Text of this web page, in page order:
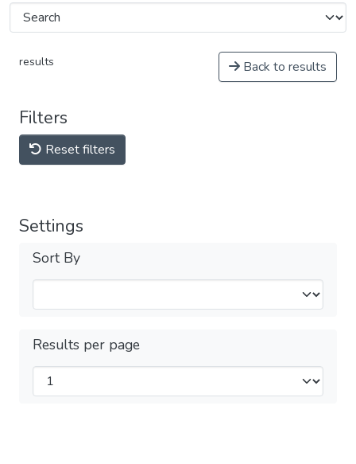
results Back to results
Filters
Reset filters
Settings
Sort By
Results per page